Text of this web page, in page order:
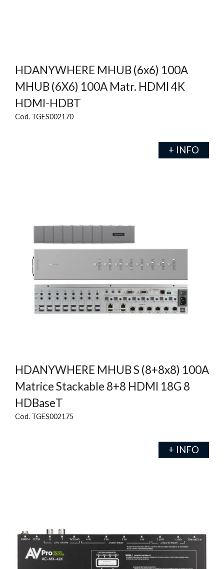
HDANYWHERE MHUB (6x6) 100A
MHUB (6X6) 100A Matr. HDMI 4K
HDMI-HDBT
Cod. TGES002170
+ INFO
HDANYWHERE MHUB S (8+8x8) 100A
Matrice Stackable 8+8 HDMI 18G 8
HDBaseT
Cod. TGES002175
+ INFO